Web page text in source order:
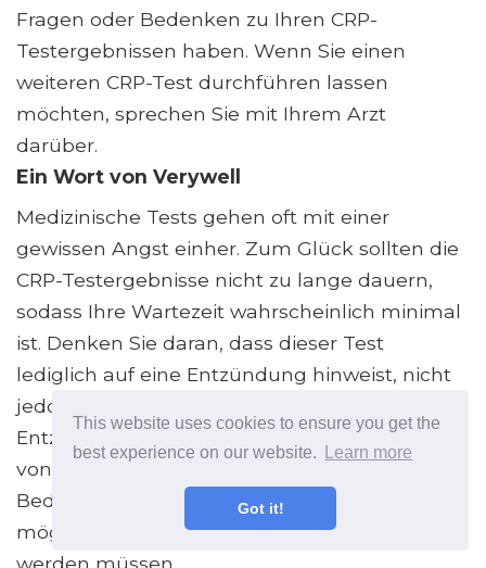
This website uses cookies to ensure you get the
best experience on our website.
Learn more
Got it!
Fragen oder Bedenken zu Ihren CRP-
Testergebnissen haben. Wenn Sie einen
weiteren CRP-Test durchführen lassen
möchten, sprechen Sie mit Ihrem Arzt
darüber.
Ein Wort von Verywell
Medizinische Tests gehen oft mit einer
gewissen Angst einher. Zum Glück sollten die
CRP-Testergebnisse nicht zu lange dauern,
sodass Ihre Wartezeit wahrscheinlich minimal
ist. Denken Sie daran, dass dieser Test
lediglich auf eine Entzündung hinweist, nicht
jedoch auf die Ursache oder den Ort der
Entzündung. Dies bedeutet, dass abhängig
von den zugrunde liegenden medizinischen
Bedingungen und den Gründen für Ihren Test
möglicherweise weitere Tests durchgeführt
werden müssen.